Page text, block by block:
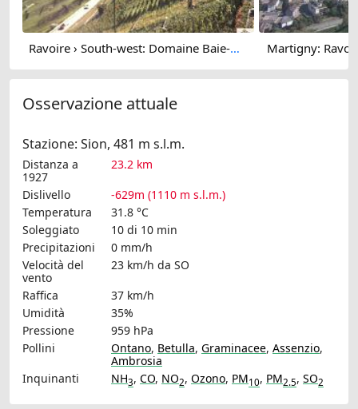
Ravoire › South-west: Domaine Baie-Attitude - Lac de Bovine - Pointe Ronde Martigny:
Osservazione attuale
Stazione: Sion, 481 m s.l.m.
Distanza a
1927
23.2 km
Dislivello
-629m (1110 m s.l.m.)
Temperatura
31.8 °C
Soleggiato
10 di 10 min
Precipitazioni
0 mm/h
Velocità del
vento
23 km/h da SO
Raffica
37 km/h
Umidità
35%
Pressione
959 hPa
Pollini
Ontano, Betulla, Graminacee, Assenzio,
Ambrosia
Inquinanti
NH3, CO, NO2, Ozono, PM10, PM2.5, SO2